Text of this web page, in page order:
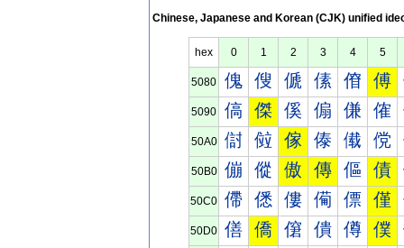
Chinese, Japanese and Korean (CJK) unified
hex 0 1 2 3 4 5
5080 傀 傁 傂 傃 傄 傅
5090 傐 傑 傒 傓 傔 傕
50A0 傠 傡 傢 傣 傤 傥
50B0 傰 傱 傲 傳 傴 債
50C0 僀 僁 僂 僃 僄 僅
50D0 僐 僑 僒 僓 僔 僕